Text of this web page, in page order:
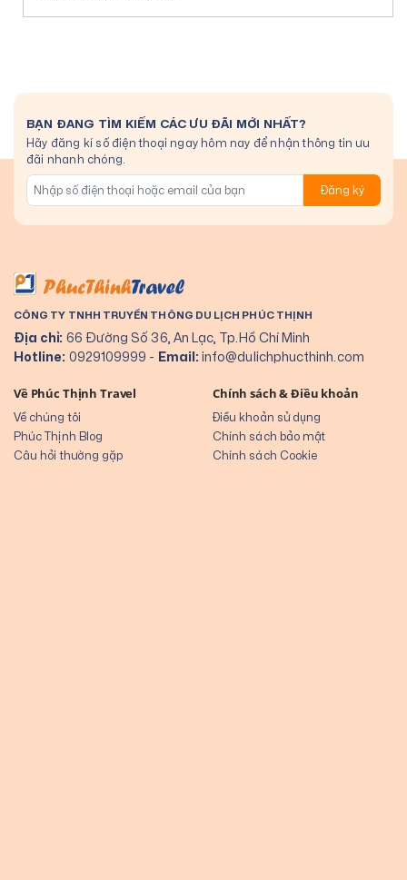
BẠN ĐANG TÌM KIẾM CÁC ƯU ĐÃI MỚI NHẤT?
Hãy đăng kí số điện thoại ngay hôm nay để nhận thông tin ưu
đãi nhanh chóng.
Đăng ký
CÔNG TY TNHH TRUYỀN THÔNG DU LỊCH PHÚC THỊNH
Địa chỉ: 66 Đường Số 36, An Lạc, Tp.Hồ Chí Minh
Hotline: 0929109999 - Email:info@dulichphucthinh.com
Về Phúc Thịnh Travel
Về chúng tôi
Phúc Thịnh Blog
Câu hỏi thường gặp
Chính sách & Điều khoản
Điều khoản sử dụng
Chính sách bảo mật
Chính sách Cookie